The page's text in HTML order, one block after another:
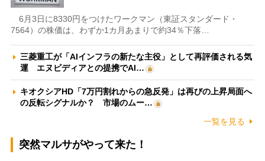
6月3日に8330円をつけたワークマン（東証スタンダード・
7564）の株価は、わずか1カ月あまりで約34％下落…
三菱重工が「AIインフラの新たな主役」として再評価される気
運 エヌビディアとの提携でAI…
キオクシアHD「7万円割れからの急反発」は再びの上昇局面へ
の反転シグナルか？ 市場のムー…
一覧を見る
突然マルサがやって来た！